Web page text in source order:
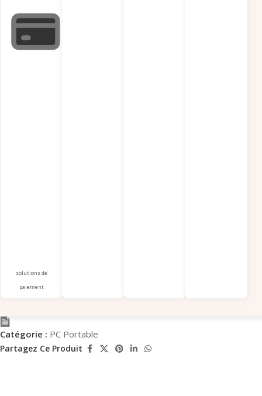
solutions de
paiement
Catégorie : PC Portable
Partagez Ce Produit